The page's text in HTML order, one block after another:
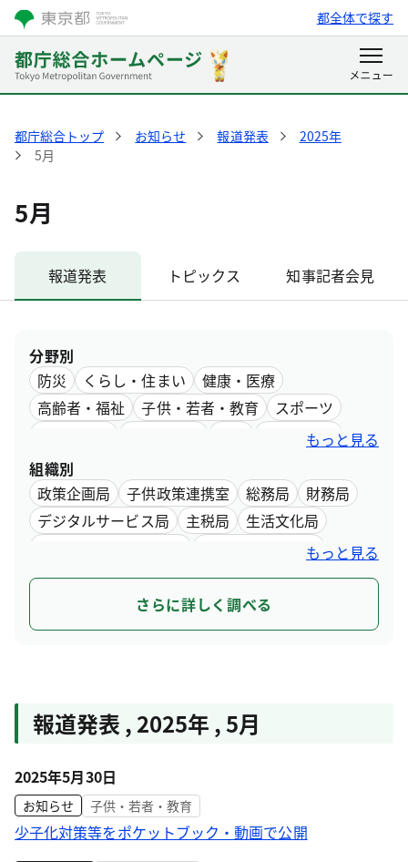
都全体で探す
都庁総合トップ お知らせ 報道発表
2025年
5月
5月
報道発表 トピックス 知事記者会見
分野別
防災
くらし・住まい
健康・医療
高齢者・福祉
子供・若者・教育
スポーツ
産業・仕事
デジタル・最新技術
水道・下水道
都営交通 行財政
もっと見る
組織別
政策企画局
子供政策連携室 総務局
財務局
デジタルサービス局
主税局
生活文化局
スポーツ推進本部
都市整備局
住宅政策本部 環境局
福祉局
産業労働局
中央卸売市場
スタートアップ戦略推進本部
建設局
港湾局
監査事務局
労働委員会事務局
収用委員会事務局
議会局
もっと見る
さらに詳しく調べる
報道発表 , 2025年 , 5月
2025年5月30日
お知らせ 子供・若者・教育
少子化対策等をポケットブック・動画で公開